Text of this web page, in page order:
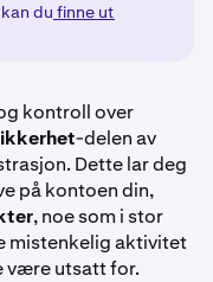
du finne ut
kontroll over
-delen av
Dette lar deg
på kontoen din,
, noe som i stor
mistenkelig aktivitet
være utsatt for.